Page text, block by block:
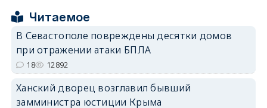
erid: 2SDnjcrDNw6
Читаемое
В Севастополе повреждены десятки домов
при отражении атаки БПЛА
18 12892
Ханский дворец возглавил бывший
замминистра юстиции Крыма